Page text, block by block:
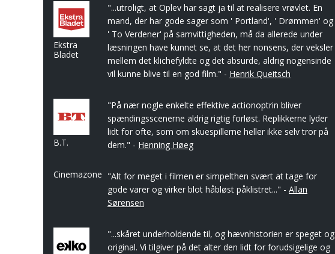
Ekstra
Bladet
"...utroligt, at Oplev har sagt ja til at realisere vrøvlet. En
mand, der har gode sager som ' Portland', ' Drømmen' og
' To Verdener' på samvittigheden, må da allerede under
læsningen have kunnet se, at det her nonsens, der veksler
mellem det klichefyldte og det absurde, aldrig nogensinde
vil kunne blive til en god film." - Henrik Queitsch
B.T.
"På nær nogle enkelte effektive actionoptrin bliver
spændingsscenerne aldrig rigtig forløst. Replikkerne lyder
lidt for ofte, som om skuespillerne heller ikke selv tror på
dem." - Henning Høeg
Cinemazone "Alt for meget i filmen er simpelthen svært at tage for
gode varer og virker blot håbløst påklistret..." - Allan
Sørensen
"...skåret underholdende til, og hævnhistorien er speget og
original. Vi tilgiver på det alter den lidt for forudsigelige og